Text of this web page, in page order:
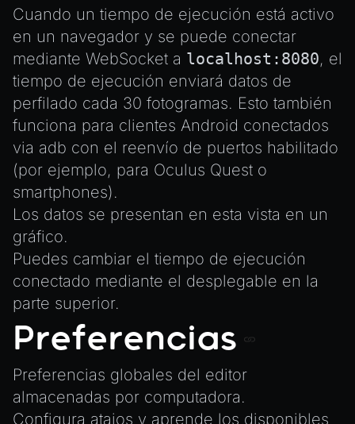
Cuando un tiempo de ejecución está activo
en un navegador y se puede conectar
mediante WebSocket a localhost:8080, el
tiempo de ejecución enviará datos de
perfilado cada 30 fotogramas. Esto también
funciona para clientes Android conectados
via adb con el reenvío de puertos habilitado
(por ejemplo, para Oculus Quest o
smartphones).
Los datos se presentan en esta vista en un
gráfico.
Puedes cambiar el tiempo de ejecución
conectado mediante el desplegable en la
parte superior.
Preferencias
Preferencias globales del editor
almacenadas por computadora.
Configura atajos y aprende los disponibles